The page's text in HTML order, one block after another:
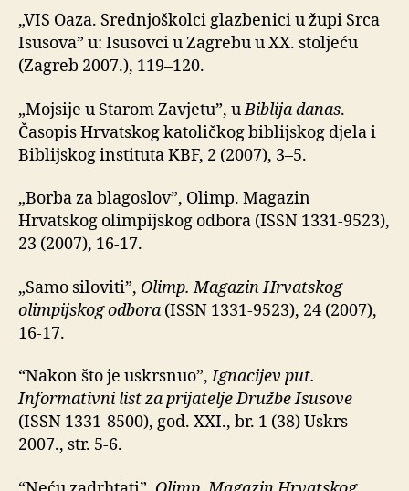
„VIS Oaza. Srednjoškolci glazbenici u župi Srca
Isusova” u: Isusovci u Zagrebu u XX. stoljeću
(Zagreb 2007.), 119–120.
„Mojsije u Starom Zavjetu”, uBiblija danas.
Časopis Hrvatskog katoličkog biblijskog djela i
Biblijskog instituta KBF, 2 (2007), 3–5.
„Borba za blagoslov”, Olimp. Magazin
Hrvatskog olimpijskog odbora (ISSN 1331-9523),
23 (2007), 16-17.
„Samo siloviti”, Olimp. Magazin Hrvatskog
olimpijskog odbora (ISSN 1331-9523), 24 (2007),
16-17.
“Nakon što je uskrsnuo”,Ignacijev put.
Informativni list za prijatelje Družbe Isusove
(ISSN 1331-8500), god. XXI., br. 1 (38) Uskrs
2007., str. 5-6.